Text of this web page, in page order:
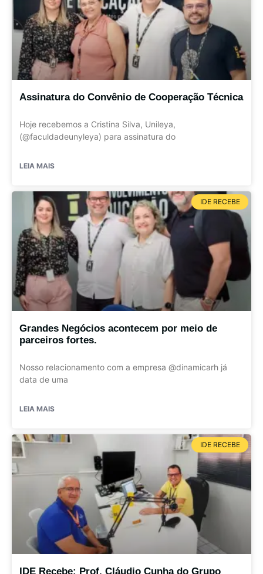
Assinatura do Convênio de Cooperação Técnica
Hoje recebemos a Cristina Silva, Unileya,
(@faculdadeunyleya) para assinatura do
LEIA MAIS
IDE RECEBE
Grandes Negócios acontecem por meio de
parceiros fortes.
Nosso relacionamento com a empresa @dinamicarh já
data de uma
LEIA MAIS
IDE RECEBE
IDE Recebe: Prof. Cláudio Cunha do Grupo